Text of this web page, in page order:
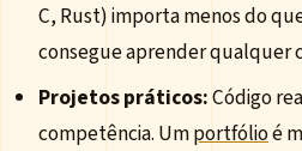
C, Rust) importa menos do
consegue aprender qualquer
Projetos práticos:Código
competência. Umportfólioé